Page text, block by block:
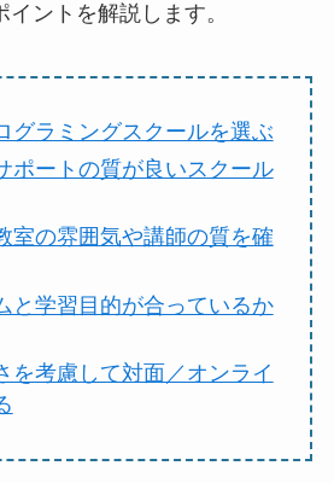
ントを解説します。
グラミングスクールを選ぶ
ポートの質が良いスクール
室の雰囲気や講師の質を確
と学習目的が合っているか
を考慮して対面／オンライ